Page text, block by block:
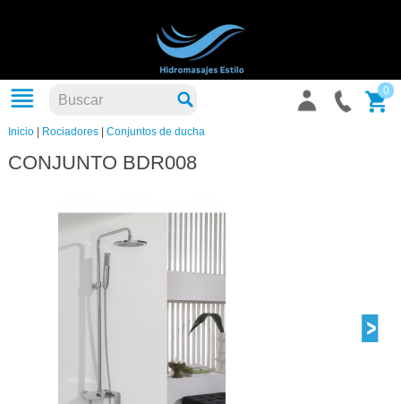
0
Inicio| Rociadores| Conjuntos de ducha
CONJUNTO BDR008